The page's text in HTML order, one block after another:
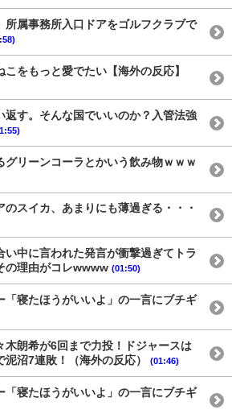
所属事務所入口ドアをゴルフクラブで
こをもっと愛でたい【海外の反応】
返す。そんな国でいいのか？入管法強
グリーンコーラとかいう飲み物ｗｗｗ
のスイカ、あまりにも薄過ぎる・・・
い中に言われた発言が衝撃過ぎてトラ
の理由がコレwwww (01:50)
「寝たほうがいいよ」の一言にブチギ
木朗希が6回まで力投！ドジャースは
泥沼7連敗！（海外の反応）
(01:46)
「寝たほうがいいよ」の一言にブチギ